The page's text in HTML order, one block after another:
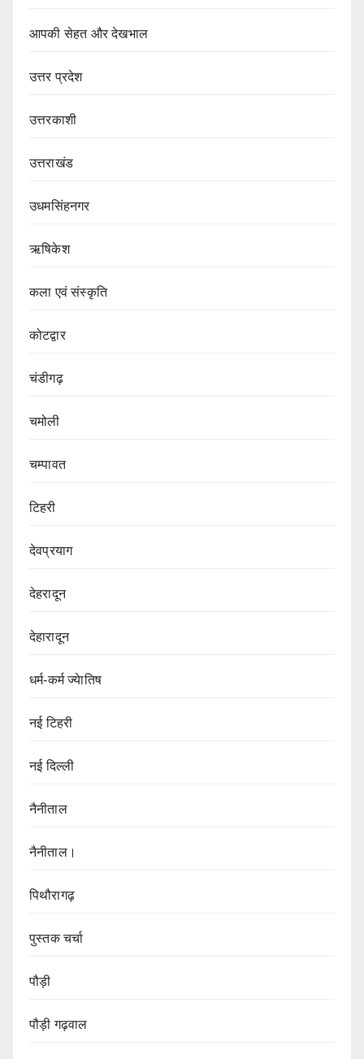
आपकी सेहत और देखभाल
उत्तर प्रदेश
उत्तरकाशी
उत्तराखंड
उधमसिंहनगर
ऋषिकेश
कला एवं संस्कृति
कोटद्वार
चंडीगढ़
चमोली
चम्पावत
टिहरी
देवप्रयाग
देहरादून
देहारादून
धर्म-कर्म ज्येातिष
नई टिहरी
नई दिल्ली
नैनीताल
नैनीताल।
पिथौरागढ़
पुस्तक चर्चा
पौड़ी
पौड़ी गढ़वाल